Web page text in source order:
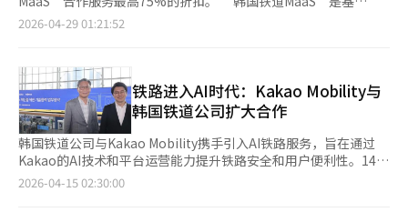
方面，差距更为明显。因此，随着AI代理的使用增加，模型分配的
重要性愈发突出。 使用Claude和Gemini两个模型的国内软件公司
由于成本问题，最近根据工作难度使用不同的AI模型。” AI模型
API的购买结构也被视为成本管理的一种方式。企业不再单独合同
和管理多个生成型AI模型，而是通过单一API集成服务来利用多种
模型。对于使用量达到一定规模的企业而言，合同结构和运营方式
对成本的影响愈加显著。 通过租用API的服务型模型（MaaS，
Model as a Service）解决方案，企业可以通过单一API使用多种生
成型AI模型。 作为技术节约手段，提示缓存也受到关注。当企业重
复输入相同的指令、代码库说明、数据路径和文档结构时，输入代
部商业化，认为内部积累的全球服务经验在外部游戏公司中也会有
需求。 李宇达表示：“就像谷歌的Gmail从内部产品扩展到外部一
部公开的初期，由于Hive平台的知名度较低，我们首先要向客户解
释Hive。尽管有数据分离体系，但最初也曾遭到误解，认为
Com2us集团的游戏数据或商业信息会流出。” Hive在2022年推
出了同时支持移动和PC的“跨平台”功能，迎来了成长的转折
点。李宇达表示：“对PC游戏需求较高的MMORPG客户选择了
Hive，因为只需增加几行代码就能实现跨平台功能，这种开发便利
性在市场上得到了认可。” Hive外部商业化五年来，业务成果逐
渐显现。公司表示，Hive目前已应用于250多款游戏。与去年第一
于“韩国铁道通”移动应用的综合出行服务，提供车票预订、租
服务可享受60%的折扣。 在荣州、平昌、洪城等23个地区的旅游
出租车也有折扣优惠。 此外，提前预订饮料和面包的服务在消费
满1万韩元时可享受20%的折扣，行李配送服务无论行李大小均可
享受1000韩元的折扣。 韩国铁道公司客户营销负责人李民成表
示：“为了让家庭月的火车旅行更加丰富多彩，我们准备了折扣活
动。未来我们将继续推出让客户满意的交通和旅游产品。”※ 本
报道经人工智能（AI）系统翻译与编辑。
2026-04-29 01:21:52
铁路进入AI时代：Kakao Mobility与
韩国铁道公司扩大合作
韩国铁道公司与Kakao Mobility携手引入AI铁路服务，旨在通过
Kakao的AI技术和平台运营能力提升铁路安全和用户便利性。14
日，Kakao Mobility宣布与韩国铁道公司签署“AI铁路安全及服务
2026-04-15 02:30:00